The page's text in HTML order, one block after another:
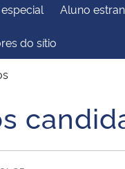
Geral da
Aluno
do sítio